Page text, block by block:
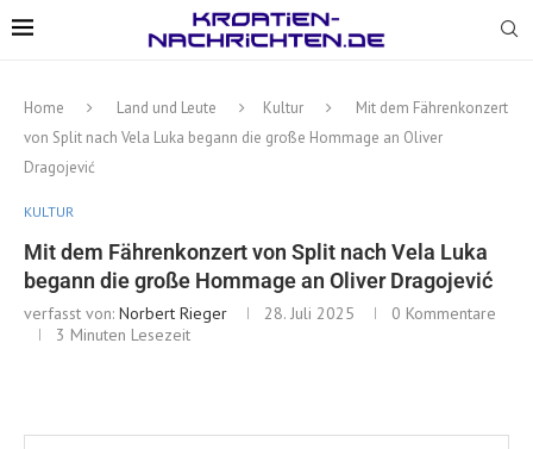
Home Land und Leute Kultur
Mit dem Fährenkonzert
von Split nach Vela Luka begann die große Hommage an Oliver
Dragojević
KULTUR
Mit dem Fährenkonzert von Split nach Vela Luka
begann die große Hommage an Oliver Dragojević
verfasst von: Norbert Rieger 28. Juli 2025
0 Kommentare
3 Minuten Lesezeit